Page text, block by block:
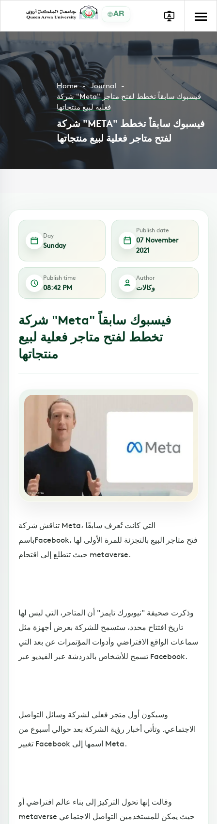
AR
Home
Journal
شركة "Meta" فيسبوك سابقاً تخطط لفتح متاجر
فعلية لبيع منتجاتها
شركة "META" فيسبوك سابقاً تخطط
لفتح متاجر فعلية لبيع منتجاتها
Day
Sunday
Publish date
07 November
2021
Publish time
08:42 PM
Author
وكالات
شركة "Meta" فيسبوك سابقاً
تخطط لفتح متاجر فعلية لبيع
منتجاتها
تناقش شركة Meta، التي كانت تُعرف سابقًا
باسمFacebook، فتح متاجر البيع بالتجزئة للمرة الأولى لها
حيث تتطلع إلى اقتحام metaverse.
وذكرت صحيفة "نيويورك تايمز" أن المتاجر، التي ليس لها
تاريخ افتتاح محدد، ستسمح للشركة بعرض أجهزة مثل
سماعات الواقع الافتراضي وأدوات المؤتمرات عن بعد التي
تسمح للأشخاص بالدردشة عبر الفيديو عبر Facebook.
وسيكون أول متجر فعلي لشركة وسائل التواصل
الاجتماعي. وتأتي أخبار رؤية الشركة بعد حوالي أسبوع من
تغيير Facebook اسمها إلى Meta.
وقالت إنها تحول التركيز إلى بناء عالم افتراضي أو
metaverse حيث يمكن للمستخدمين التواصل الاجتماعي